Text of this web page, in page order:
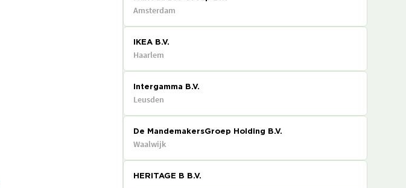
Amsterdam
IKEA B.V.
Haarlem
Intergamma B.V.
Leusden
De MandemakersGroep Holding B.V.
Waalwijk
HERITAGE B B.V.